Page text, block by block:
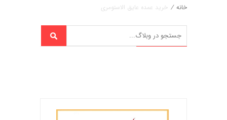
خانه / خرید عمده عایق الاستومری